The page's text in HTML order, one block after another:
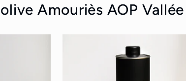
Amouriès AOP